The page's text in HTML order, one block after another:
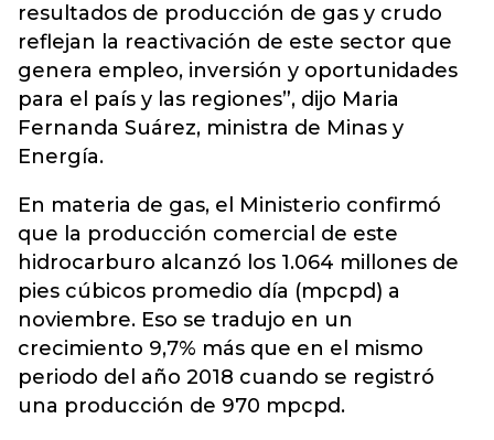
resultados de producción de gas y crudo
reflejan la reactivación de este sector que
genera empleo, inversión y oportunidades
para el país y las regiones”, dijo Maria
Fernanda Suárez, ministra de Minas y
Energía.
En materia de gas, el Ministerio confirmó
que la producción comercial de este
hidrocarburo alcanzó los 1.064 millones de
pies cúbicos promedio día (mpcpd) a
noviembre. Eso se tradujo en un
crecimiento 9,7% más que en el mismo
periodo del año 2018 cuando se registró
una producción de 970 mpcpd.